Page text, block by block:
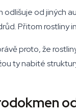
odlišuje od jiných
Přitom rostliny
proto, že
ty nabité